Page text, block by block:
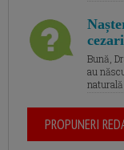
Bună,
au
naturală
PROPUNERI